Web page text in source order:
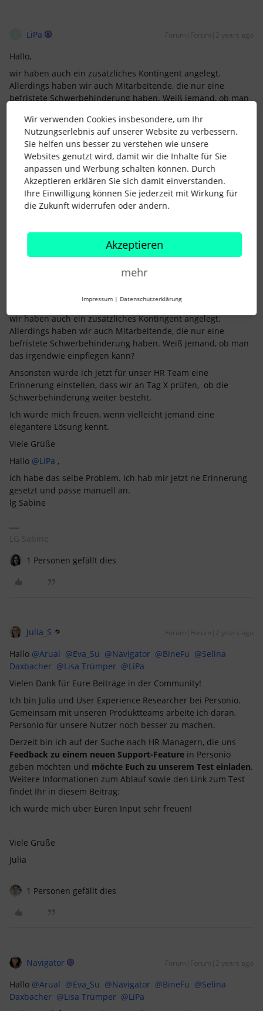
LiPa Forum|Forum|2 years ago
Hallo,
wir haben auch ein zusätzliches Kontingent angelegt.
Allerdings haben wir auch Mitarbeitende, die nur eine
befristete Schwerbehinderung haben. Weiß jemand, ob man
Ansonsten würde ich jetzt für unser HR Team eine
Erinnerung einstellen, dass wir an Tag X prüfen, ob die
Schwerbehinderung weiter besteht.
Ich würde mich freuen, wenn vielleicht jemand eine
elegantere Lösung kennt.
Viele Grüße
wir haben auch ein zusätzliches Kontingent angelegt.
Allerdings haben wir auch Mitarbeitende, die nur eine
befristete Schwerbehinderung haben. Weiß jemand, ob man
das irgendwie einpflegen kann?
Ansonsten würde ich jetzt für unser HR Team eine
Erinnerung einstellen, dass wir an Tag X prüfen, ob die
Schwerbehinderung weiter besteht.
Ich würde mich freuen, wenn vielleicht jemand eine
elegantere Lösung kennt.
Viele Grüße
Hallo @LiPa ,
ich habe das selbe Problem. Ich hab mir jetzt ne Erinnerung
gesetzt und passe manuell an.
lg Sabine
LG Sabine
1 Personen gefällt dies
Julia_S Forum|Forum|2 years ago
Hallo @Arual @Eva_Su @Navigator @BineFu @Selina
Daxbacher @Lisa Trümper @LiPa
Vielen Dank für Eure Beiträge in der Community!
Ich bin Julia und User Experience Researcher bei Personio.
Gemeinsam mit unseren Produktteams arbeite ich daran,
Personio für unsere Nutzer noch besser zu machen.
Derzeit bin ich auf der Suche nach HR Managern, die uns
Feedback zu einem neuen Support-Feature in Personio
geben möchten und möchte Euch zu unserem Test einladen.
Weitere Informationen zum Ablauf sowie den Link zum Test
findet Ihr in diesem Beitrag:
Ich würde mich über Euren Input sehr freuen!
Viele Grüße
Julia
1 Personen gefällt dies
Navigator Forum|Forum|2 years ago
Hallo @Arual @Eva_Su @Navigator @BineFu @Selina
Daxbacher @Lisa Trümper @LiPa
Wir verwenden Cookies insbesondere, um Ihr
Nutzungserlebnis auf unserer Website zu verbessern.
Sie helfen uns besser zu verstehen wie unsere
Websites genutzt wird, damit wir die Inhalte für Sie
anpassen und Werbung schalten können. Durch
Akzeptieren erklären Sie sich damit einverstanden.
Ihre Einwilligung können Sie jederzeit mit Wirkung für
die Zukunft widerrufen oder ändern.
Akzeptieren
mehr
Impressum | Datenschutzerklärung